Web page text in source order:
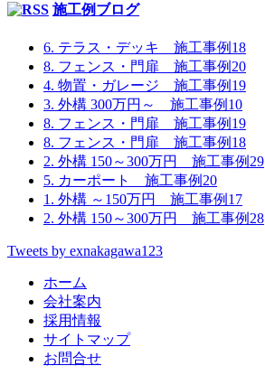
施工例ブログ
6. テラス・デッキ 施工事例18
8. フェンス・門扉 施工事例20
4. 物置・ガレージ 施工事例19
3. 外構 300万円～ 施工事例10
8. フェンス・門扉 施工事例19
8. フェンス・門扉 施工事例18
2. 外構 150～300万円 施工事例29
5. カーポート 施工事例20
1. 外構 ～150万円 施工事例17
2. 外構 150～300万円 施工事例28
Tweets by exnakagawa123
ホーム
会社案内
採用情報
サイトマップ
お問合せ